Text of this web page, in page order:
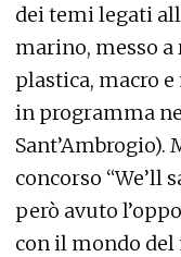
dei temi legati
marino, messo
plastica, macro
in programma
concorso “We’ll
però avuto
con il mondo